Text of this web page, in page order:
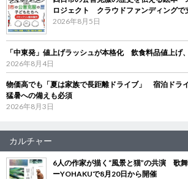
ロジェクト クラウドファンディングで
2026年8月5日
「中東発」値上げラッシュが本格化 飲食料品値上げ
2026年8月4日
物価高でも「夏は家族で長距離ドライブ」 宿泊ドラ
猛暑への備えも必須
2026年8月3日
カルチャー
6人の作家が描く“風景と猫”の共演 歌
ーYOHAKUで8月20日から開催